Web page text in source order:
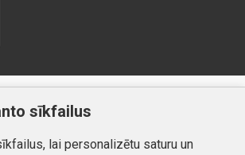
Piegāde un apmaksa
Atteikuma tiesības
sīkfailus
lai personalizētu saturu un